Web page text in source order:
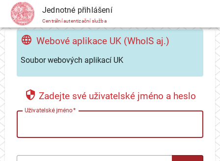
CAS Jednotné přihlášení
Centrální autentizační služba
Webové aplikace UK (WhoIS aj.)
Soubor webových aplikací UK
Zadejte své uživatelské jméno a heslo
Uživatelské jméno